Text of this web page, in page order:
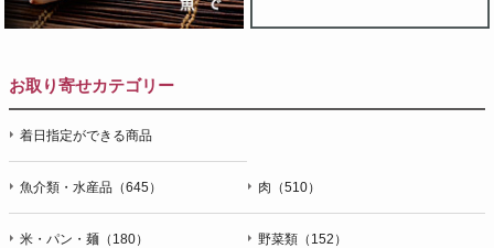
お取り寄せカテゴリー
着日指定ができる商品
魚介類・水産品（645） 肉（510）
米・パン・麺（180） 野菜類（152）